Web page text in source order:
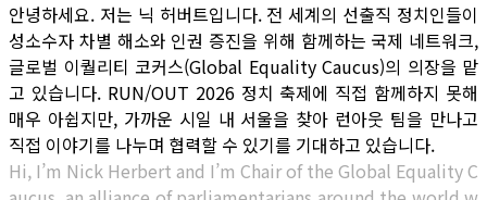
안녕하세요. 저는 닉 허버트입니다. 전 세계의 선출직 정치인들이
성소수자 차별 해소와 인권 증진을 위해 함께하는 국제 네트워크,
글로벌 이퀄리티 코커스(Global Equality Caucus)의 의장을 맡
고 있습니다. RUN/OUT 2026 정치 축제에 직접 함께하지 못해
매우 아쉽지만, 가까운 시일 내 서울을 찾아 런아웃 팀을 만나고
직접 이야기를 나누며 협력할 수 있기를 기대하고 있습니다.
Hi, I’m Nick Herbert and I’m Chair of the Global Equality C